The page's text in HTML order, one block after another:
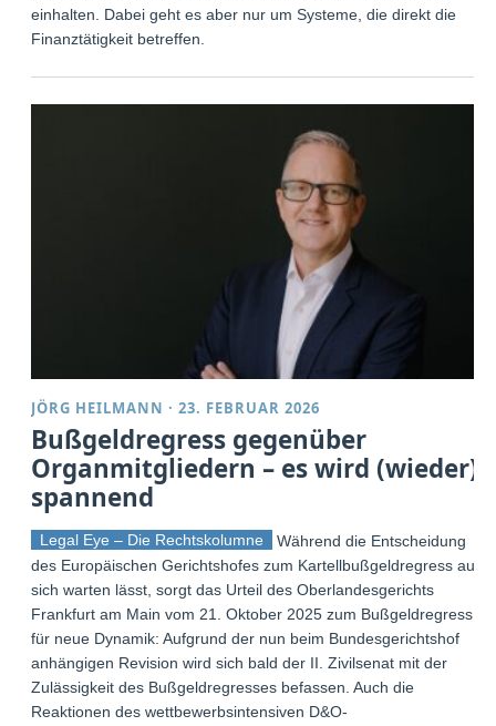
einhalten. Dabei geht es aber nur um Systeme, die direkt die
Finanztätigkeit betreffen.
JÖRG HEILMANN ·23. FEBRUAR 2026
Bußgeldregress gegenüber
Organmitgliedern – es wird (wieder)
spannend
Legal Eye – Die Rechtskolumne
Während die Entscheidung
des Europäischen Gerichtshofes zum Kartellbußgeldregress auf
sich warten lässt, sorgt das Urteil des Oberlandesgerichts
Frankfurt am Main vom 21. Oktober 2025 zum Bußgeldregress
für neue Dynamik: Aufgrund der nun beim Bundesgerichtshof
anhängigen Revision wird sich bald der II. Zivilsenat mit der
Zulässigkeit des Bußgeldregresses befassen. Auch die
Reaktionen des wettbewerbsintensiven D&O-